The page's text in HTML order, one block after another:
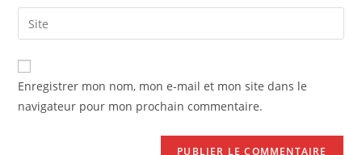
comment
email
address
comment
Saisir
l’URL
de
votre
(facultatif)
Enregistrer mon nom, mon e-mail et mon site dans le
navigateur pour mon prochain commentaire.